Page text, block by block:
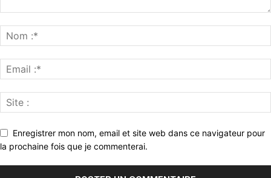
Enregistrer mon nom, email et site web dans ce navigateur pour
la prochaine fois que je commenterai.